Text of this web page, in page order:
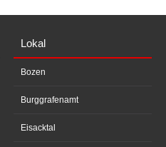
Lokal
Bozen
Burggrafenamt
Eisacktal